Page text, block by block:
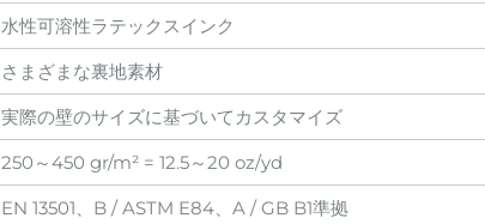
水性可溶性ラテックスインク
さまざまな裏地素材
実際の壁のサイズに基づいてカスタマイズ
250～450 gr/m² = 12.5～20 oz/yd
EN 13501、B / ASTM E84、A / GB B1準拠